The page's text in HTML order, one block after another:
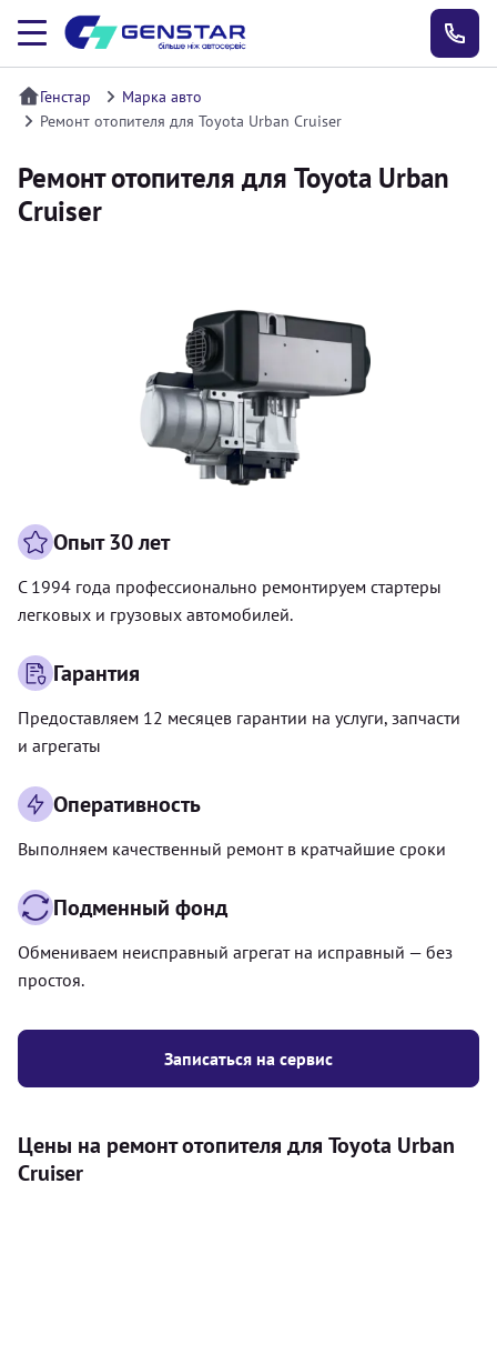
Генстар
Марка авто
Ремонт отопителя для Toyota Urban Cruiser
Ремонт отопителя для Toyota Urban
Cruiser
Записаться на сервис
Опыт 30 лет
С 1994 года профессионально ремонтируем стартеры
легковых и грузовых автомобилей.
Гарантия
Предоставляем 12 месяцев гарантии на услуги, запчасти
и агрегаты
Оперативность
Выполняем качественный ремонт в кратчайшие сроки
Подменный фонд
Обмениваем неисправный агрегат на исправный — без
простоя.
Цены на ремонт отопителя для Toyota Urban
Cruiser